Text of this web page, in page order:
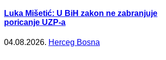
Luka Mišetić: U BiH zakon ne zabranjuje
poricanje UZP-a
04.08.2026. Herceg Bosna